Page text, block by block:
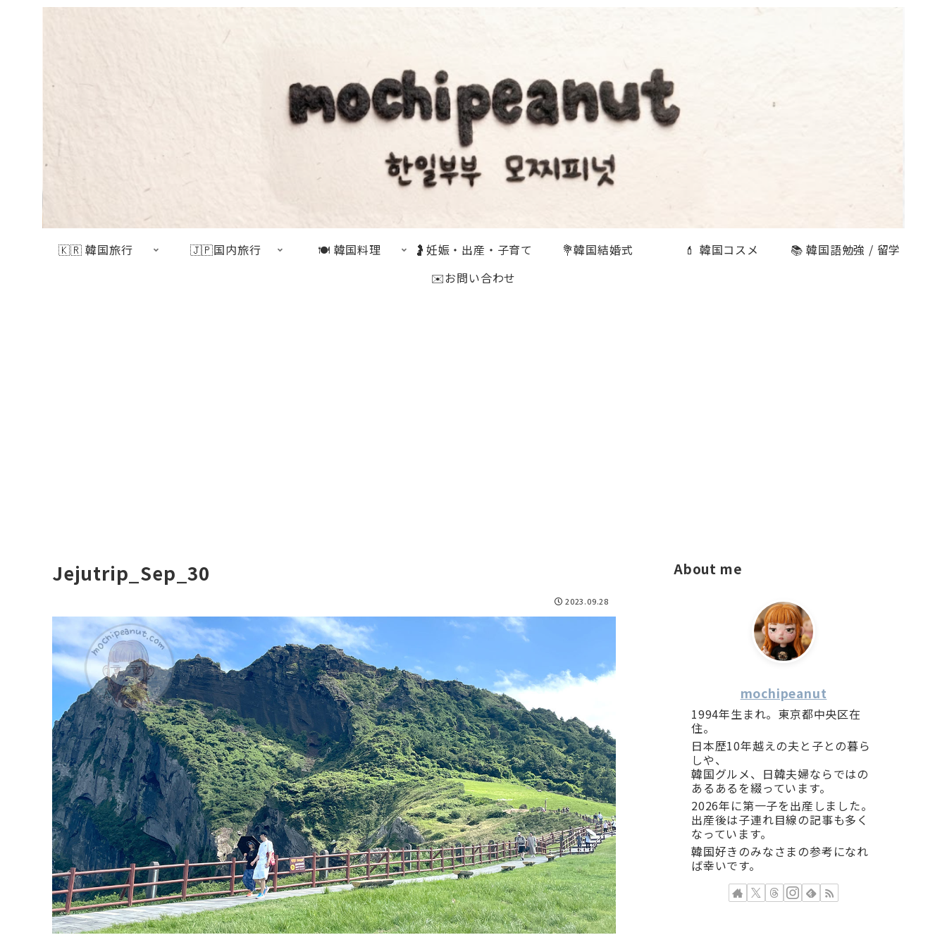
🇰🇷 韓国旅行 🇯🇵国内旅行 🍽 韓国料理 🤰妊娠・出産・子育て 💐韓国結婚式 💄 韓国コスメ
📚 韓国語勉強 / 留学
✉️お問い合わせ
Jejutrip_Sep_30
2023.09.28
About me
mochipeanut
1994年生まれ。東京都中央区在
住。
日本歴10年越えの夫と子との暮ら
しや、
韓国グルメ、日韓夫婦ならではの
あるあるを綴っています。
2026年に第一子を出産しました。
出産後は子連れ目線の記事も多く
なっています。
韓国好きのみなさまの参考になれ
ば幸いです。